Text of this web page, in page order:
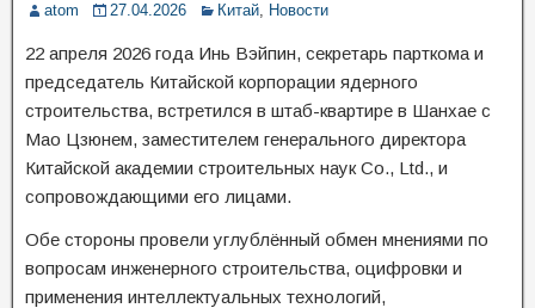
atom 27.04.2026 Китай, Новости
22 апреля 2026 года Инь Вэйпин, секретарь парткома и
председатель Китайской корпорации ядерного
строительства, встретился в штаб-квартире в Шанхае с
Мао Цзюнем, заместителем генерального директора
Китайской академии строительных наук Co., Ltd., и
сопровождающими его лицами.
Обе стороны провели углублённый обмен мнениями по
вопросам инженерного строительства, оцифровки и
применения интеллектуальных технологий,